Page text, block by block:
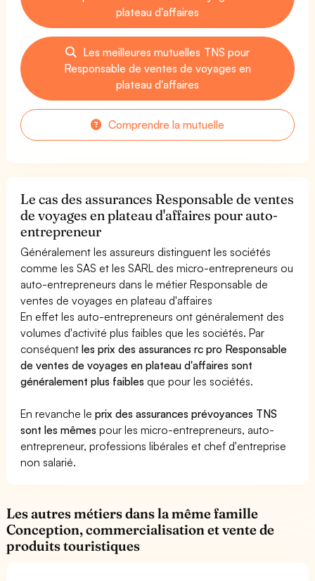
plateau d'affaires
Les meilleures mutuelles TNS pour
Responsable de ventes de voyages en
plateau d'affaires
Comprendre la mutuelle
Le cas des assurances Responsable de ventes
de voyages en plateau d'affaires pour auto-
entrepreneur
Généralement les assureurs distinguent les sociétés
comme les SAS et les SARL des micro-entrepreneurs ou
auto-entrepreneurs dans le métier Responsable de
ventes de voyages en plateau d'affaires
En effet les auto-entrepreneurs ont généralement des
volumes d'activité plus faibles que les sociétés. Par
conséquentles prix des assurances rc pro Responsable
de ventes de voyages en plateau d'affaires sont
généralement plus faibles que pour les sociétés.
En revanche leprix des assurances prévoyances TNS
sont les mêmes pour les micro-entrepreneurs, auto-
entrepreneur, professions libérales et chef d'entreprise
non salarié.
Les autres métiers dans la même famille
Conception, commercialisation et vente de
produits touristiques